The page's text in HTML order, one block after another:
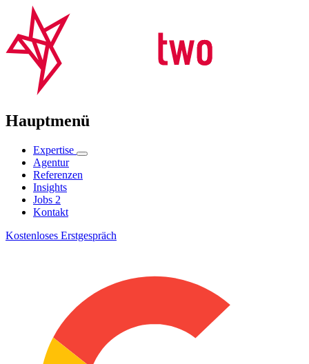
Hauptmenü
Expertise
Agentur
Referenzen
Insights
Jobs 2
Kontakt
Kostenloses Erstgespräch